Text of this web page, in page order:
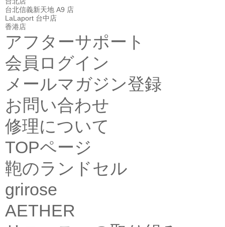
台北信義新天地 A9 店
LaLaport 台中店
香港店
アフターサポート
会員ログイン
メールマガジン登録
お問い合わせ
修理について
TOPページ
鞄のランドセル
grirose
AETHER